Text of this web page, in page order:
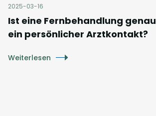
2025-03-16
Ist eine Fernbehandlung
ein persönlicher Arztkontakt?
Weiterlesen